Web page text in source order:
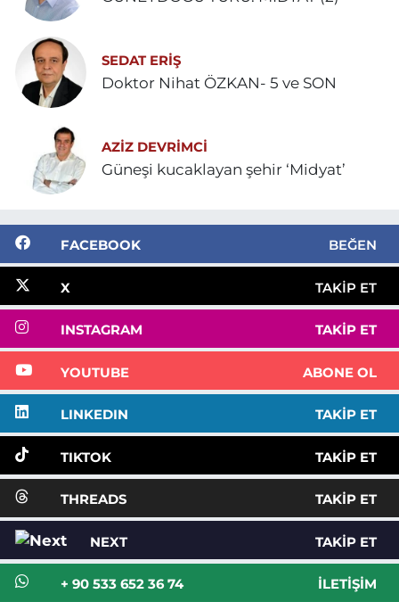
SEDAT ERİŞ
Doktor Nihat ÖZKAN- 5 ve SON
AZIZ DEVRIMCI
Güneşi kucaklayan şehir ‘Midyat’
FACEBOOK BEĞEN
X TAKIP ET
INSTAGRAM TAKIP ET
YOUTUBE ABONE OL
LINKEDIN TAKIP ET
TIKTOK TAKIP ET
THREADS TAKIP ET
NEXT TAKIP ET
+ 90 533 652 36 74 İLETIŞIM